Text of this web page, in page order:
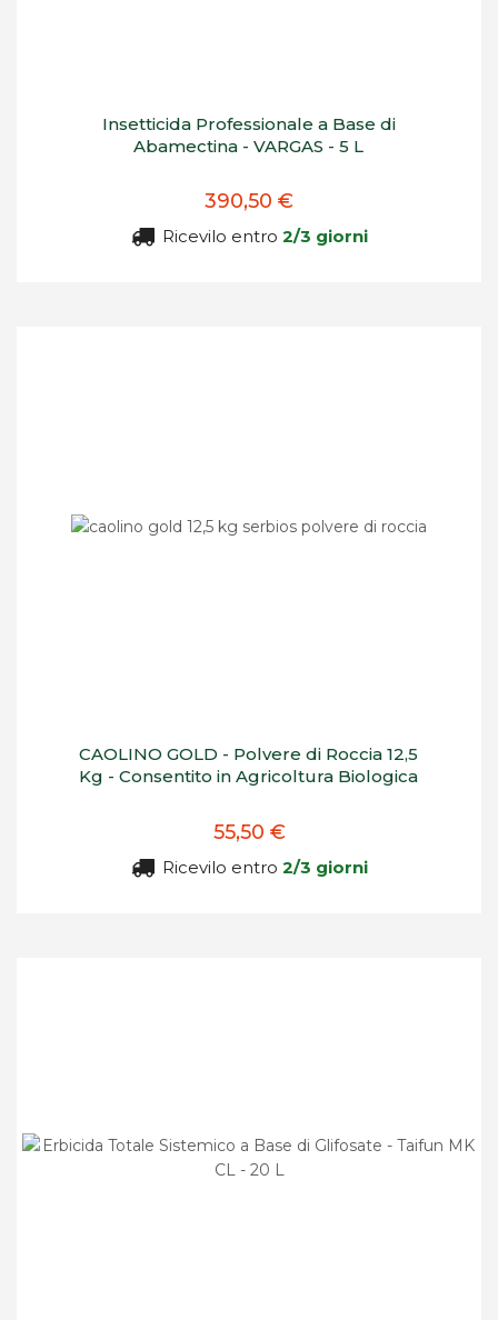
Insetticida Professionale a Base di
Abamectina - VARGAS - 5 L
390,50 €
Ricevilo entro 2/3 giorni
CAOLINO GOLD - Polvere di Roccia 12,5
Kg - Consentito in Agricoltura Biologica
55,50 €
Ricevilo entro 2/3 giorni